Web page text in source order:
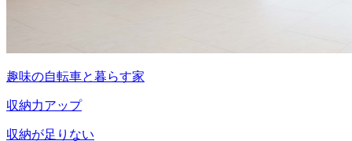
趣味の自転車と暮らす家
収納力アップ
収納が足りない